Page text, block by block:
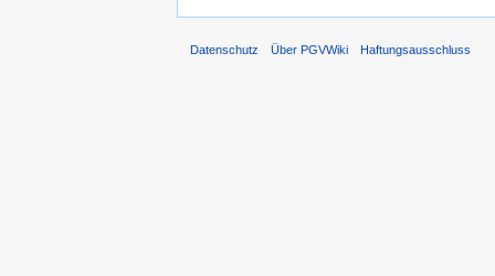
Datenschutz Über PGVWiki Haftungsausschluss